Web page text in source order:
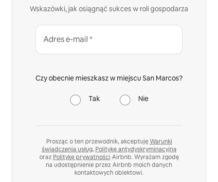
Wskazówki, jak osiągnąć sukces w roli gospodarza
Adres e-mail *
Czy obecnie mieszkasz w miejscu San Marcos?
Tak Nie
Prosząc o ten przewodnik, akceptujęWarunki
świadczenia usług, Politykę antydyskryminacyjną
oraz Politykę prywatności Airbnb. Wyrażam zgodę
na udostępnienie przez Airbnb moich danych
kontaktowych obiektowi.